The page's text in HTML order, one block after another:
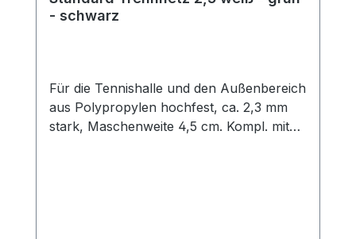
- schwarz
Für die Tennishalle und den Außenbereich
aus Polypropylen hochfest, ca. 2,3 mm
stark, Maschenweite 4,5 cm. Kompl. mit